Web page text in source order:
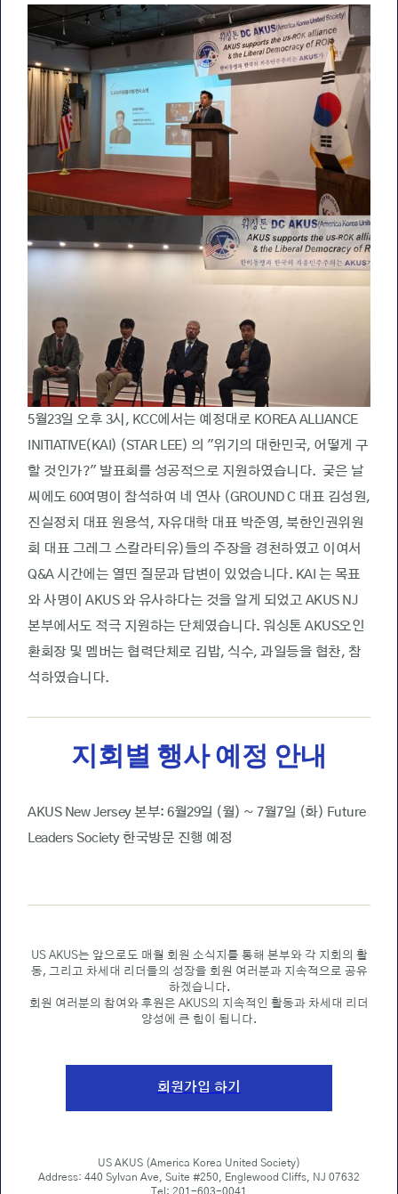
5월23일 오후 3시, KCC에서는 예정대로 KOREA ALLIANCE
INITIATIVE(KAI) (STAR LEE) 의 "위기의 대한민국, 어떻게 구
할 것인가?" 발표회를 성공적으로 지원하였습니다. 궂은 날
씨에도 60여명이 참석하여 네 연사 (GROUND C 대표 김성원,
진실정치 대표 원용석, 자유대학 대표 박준영, 북한인권위원
회 대표 그레그 스칼라티유)들의 주장을 경천하였고 이여서
Q&A 시간에는 열띤 질문과 답변이 있었슴니다. KAI 는 목표
와 사명이 AKUS 와 유사하다는 것을 알게 되었고 AKUS NJ
본부에서도 적극 지원하는 단체였습니다. 워싱톤 AKUS오인
환회장 및 멤버는 협력단체로 김밥, 식수, 과일등을 협찬, 참
석하였습니다.
지회별 행사 예정 안내
AKUS New Jersey 본부: 6월29일 (월) ~ 7월7일 (화) Future
Leaders Society 한국방문 진행 예정
US AKUS는 앞으로도 매월 회원 소식지를 통해 본부와 각 지회의 활
동, 그리고 차세대 리더들의 성장을 회원 여러분과 지속적으로 공유
하겠습니다.
회원 여러분의 참여와 후원은 AKUS의 지속적인 활동과 차세대 리더
양성에 큰 힘이 됩니다.
회원가입 하기
US AKUS (America Korea United Society)
Address: 440 Sylvan Ave, Suite #250, Englewood Cliffs, NJ 07632
Tel: 201-603-0041